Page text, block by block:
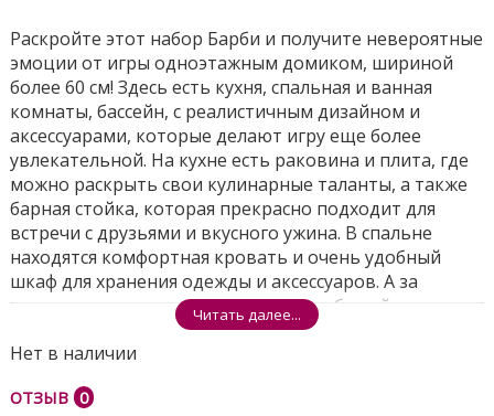
Раскройте этот набор Барби и получите невероятные
эмоции от игры одноэтажным домиком, шириной
более 60 см! Здесь есть кухня, спальная и ванная
комнаты, бассейн, с реалистичным дизайном и
аксессуарами, которые делают игру еще более
увлекательной. На кухне есть раковина и плита, где
можно раскрыть свои кулинарные таланты, а также
барная стойка, которая прекрасно подходит для
встречи с друзьями и вкусного ужина. В спальне
находятся комфортная кровать и очень удобный
шкаф для хранения одежды и аксессуаров. А за
пределами дома находится зона для бассейна, где
можно устроить вечеринку с коктейлями, а
фонарики, висящие во внутреннем дворике, сделают
Читать далее...
Нет в наличии
ОТЗЫВ 0